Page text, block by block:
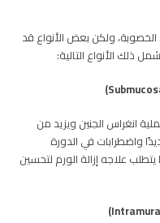
ولكن بعض الأنواع قد
ذلك الأنواع التالية:
انغراس الجنين ويزيد من
واضطرابات في الدورة
علاجه إزالة الورم لتحسين